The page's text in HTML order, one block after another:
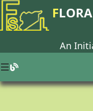
FLORA
An